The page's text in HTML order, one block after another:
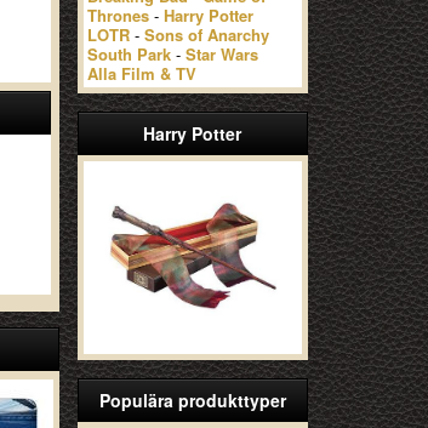
Thrones- Harry Potter
LOTR- Sons of Anarchy
South Park- Star Wars
Alla Film & TV
Harry Potter
Populära produkttyper